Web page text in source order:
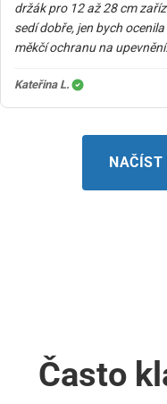
držák pro 12 až 28 cm
sedí dobře, jen bych ocenila
měkčí ochranu na upevnění.
Kateřina L.
NAČÍST
Často